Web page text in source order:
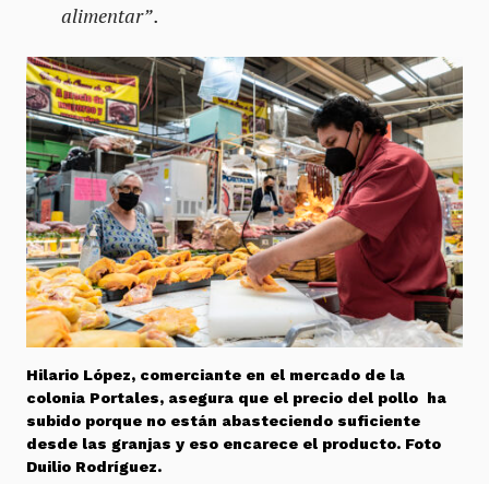
alimentar” .
Hilario López, comerciante en el mercado de la
colonia Portales, asegura que el precio del pollo ha
subido porque no están abasteciendo suficiente
desde las granjas y eso encarece el producto. Foto
Duilio Rodríguez.